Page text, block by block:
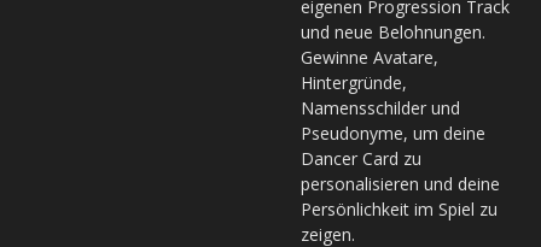
eigenen Progression Track
und neue Belohnungen.
Gewinne Avatare,
Hintergründe,
Namensschilder und
Pseudonyme, um deine
Dancer Card zu
personalisieren und deine
Persönlichkeit im Spiel zu
zeigen.